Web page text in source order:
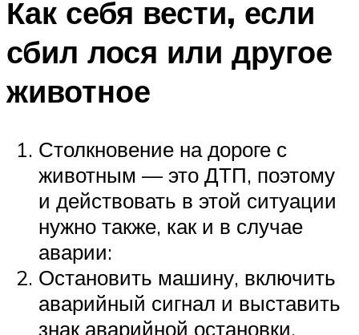
Как себя вести, если
сбил лося или другое
животное
Столкновение на дороге с
животным — это ДТП, поэтому
и действовать в этой ситуации
нужно также, как и в случае
аварии:
Остановить машину, включить
аварийный сигнал и выставить
знак аварийной остановки.